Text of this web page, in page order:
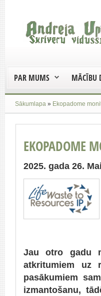
PAR MUMS MĀCĪBU
Sākumlapa » Ekopadome
EKOPADOME
2025. gada 26.
Jau otro gadu
atkritumiem uz
pasākumiem
izmantošanu,